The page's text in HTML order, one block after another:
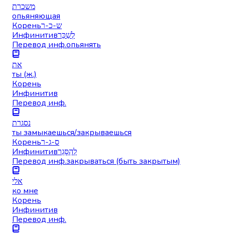
משכרת
опьяняющая
Кореньש-כ-ר
Инфинитивלְשַׁכֵּר
Перевод инф.опьянять
את
ты (ж.)
Корень
Инфинитив
Перевод инф.
נסגרת
ты замыкаешься/закрываешься
Кореньס-ג-ר
Инфинитивלְהִסָּגֵר
Перевод инф.закрываться (быть закрытым)
אלי
ко мне
Корень
Инфинитив
Перевод инф.